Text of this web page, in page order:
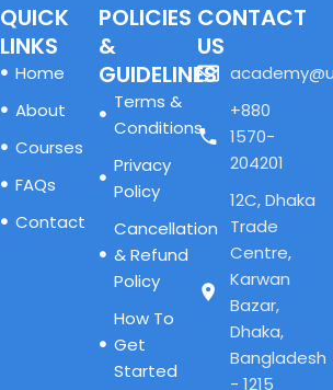
QUICK
LINKS
Home
About
Courses
FAQs
Contact
POLICIES
&
GUIDELINES
Terms &
Conditions
Privacy
Policy
Cancellation
& Refund
Policy
How To
Get
Started
CONTACT
US
+880
1570-
204201
12C, Dhaka
Trade
Centre,
Karwan
Bazar,
Dhaka,
Bangladesh
- 1215